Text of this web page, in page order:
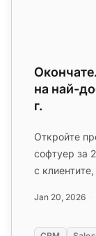
на най-
г.
Откройте
софтуер за
с
Jan 20, 2026